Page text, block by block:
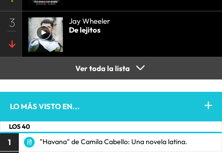
3
Jay Wheeler
De lejitos
Ver toda la lista
LO MÁS VISTO EN...
LOS 40
1 "Havana" de Camila Cabello: Una novela latina.